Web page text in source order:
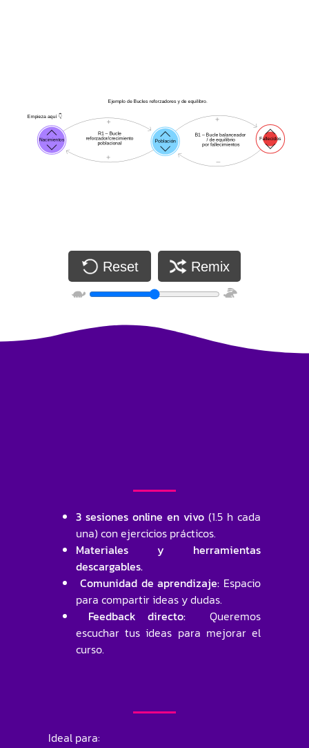
3 sesiones online en vivo (1.5 h cada
una) con ejercicios prácticos.
Materiales y herramientas
descargables.
Comunidad de aprendizaje: Espacio
para compartir ideas y dudas.
Feedback directo: Queremos
escuchar tus ideas para mejorar el
curso.
Ideal para: